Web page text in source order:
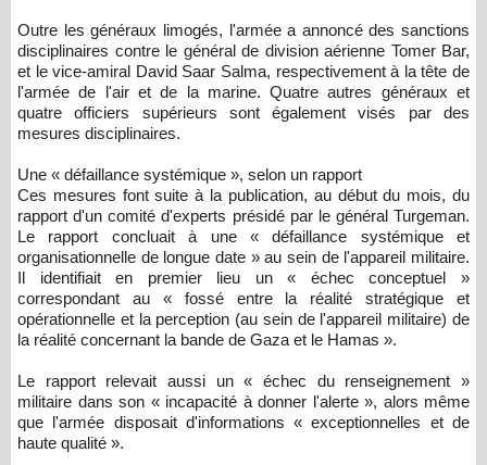
Outre les généraux limogés, l'armée a annoncé des sanctions
disciplinaires contre le général de division aérienne Tomer Bar,
et le vice-amiral David Saar Salma, respectivement à la tête de
l'armée de l'air et de la marine. Quatre autres généraux et
quatre officiers supérieurs sont également visés par des
mesures disciplinaires.
Une « défaillance systémique », selon un rapport
Ces mesures font suite à la publication, au début du mois, du
rapport d'un comité d'experts présidé par le général Turgeman.
Le rapport concluait à une « défaillance systémique et
organisationnelle de longue date » au sein de l'appareil militaire.
Il identifiait en premier lieu un « échec conceptuel »
correspondant au « fossé entre la réalité stratégique et
opérationnelle et la perception (au sein de l'appareil militaire) de
la réalité concernant la bande de Gaza et le Hamas ».
Le rapport relevait aussi un « échec du renseignement »
militaire dans son « incapacité à donner l'alerte », alors même
que l'armée disposait d'informations « exceptionnelles et de
haute qualité ».